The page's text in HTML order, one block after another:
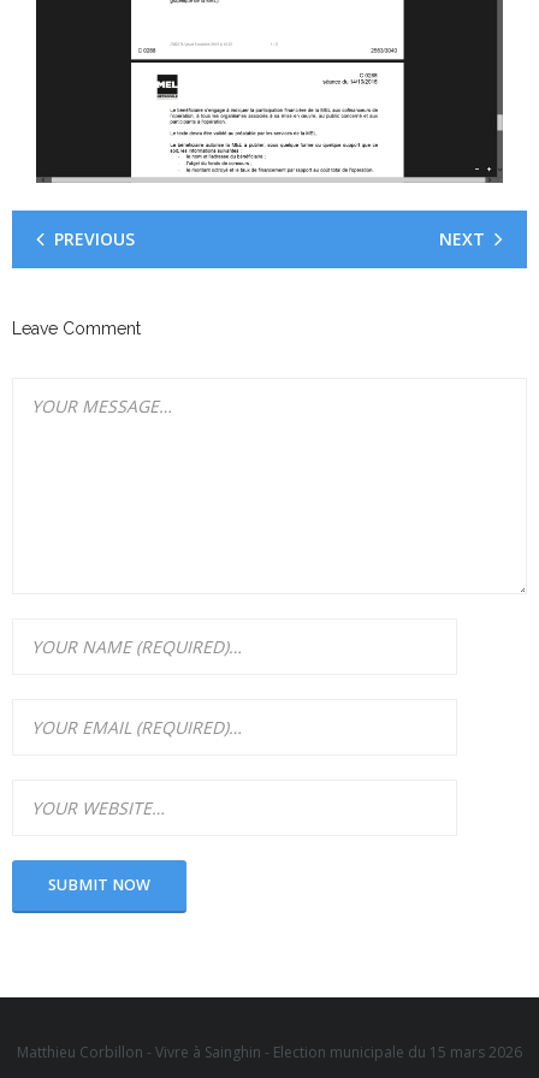
PREVIOUS NEXT
Leave Comment
Matthieu Corbillon - Vivre à Sainghin - Election municipale du 15 mars 2026